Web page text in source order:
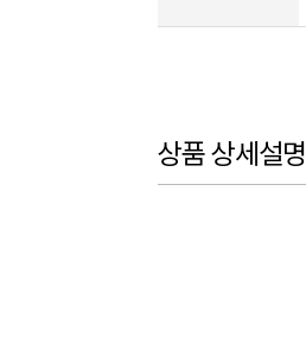
상품 상세설명